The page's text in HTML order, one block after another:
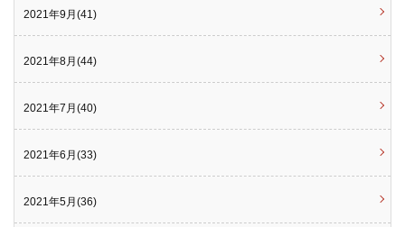
2021年9月(41)
2021年8月(44)
2021年7月(40)
2021年6月(33)
2021年5月(36)